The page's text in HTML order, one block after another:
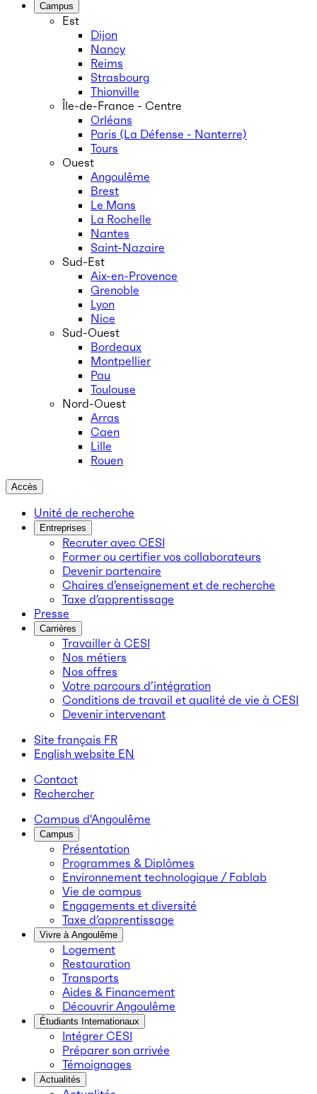
Campus
Est
Dijon
Nancy
Reims
Strasbourg
Thionville
Île-de-France - Centre
Orléans
Paris (La Défense - Nanterre)
Tours
Ouest
Angoulême
Brest
Le Mans
La Rochelle
Nantes
Saint-Nazaire
Sud-Est
Aix-en-Provence
Grenoble
Lyon
Nice
Sud-Ouest
Bordeaux
Montpellier
Pau
Toulouse
Nord-Ouest
Arras
Caen
Lille
Rouen
Accès
Unité de recherche
Entreprises
Recruter avec CESI
Former ou certifier vos collaborateurs
Devenir partenaire
Chaires d’enseignement et de recherche
Taxe d’apprentissage
Presse
Carrières
Travailler à CESI
Nos métiers
Nos offres
Votre parcours d’intégration
Conditions de travail et qualité de vie à CESI
Devenir intervenant
Site français FR
English website EN
Contact
Rechercher
Campus d'Angoulême
Campus
Présentation
Programmes & Diplômes
Environnement technologique / Fablab
Vie de campus
Engagements et diversité
Taxe d’apprentissage
Vivre à Angoulême
Logement
Restauration
Transports
Aides & Financement
Découvrir Angoulême
Étudiants Internationaux
Intégrer CESI
Préparer son arrivée
Témoignages
Actualités